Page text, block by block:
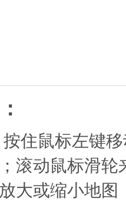
住鼠标左键
滚动鼠标滑
大或缩小地图